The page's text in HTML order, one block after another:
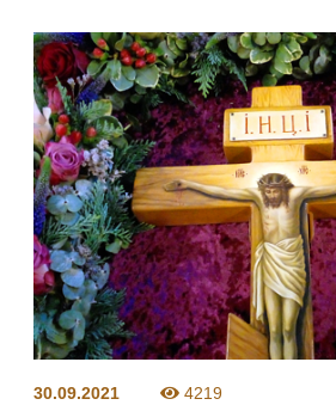
30.09.2021 4219